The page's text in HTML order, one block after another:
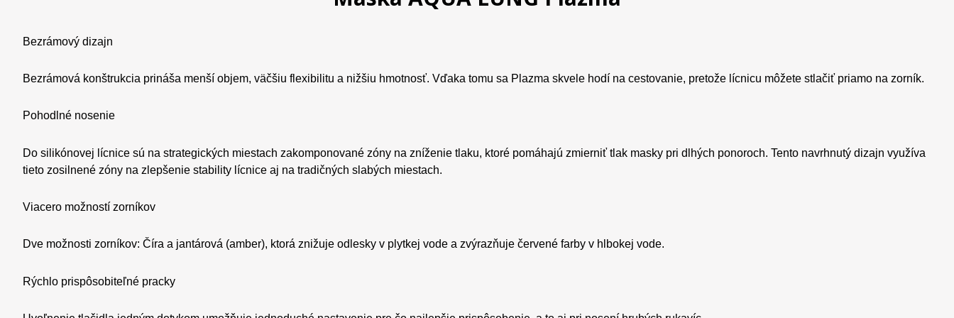
Bezrámový dizajn
Bezrámová konštrukcia prináša menší objem, väčšiu flexibilitu a nižšiu hmotnosť. Vďaka tomu sa Plazma skvele hodí na cestovanie, pretože lícnicu môžete stlačiť priamo na zorník.
Pohodlné nosenie
Do silikónovej lícnice sú na strategických miestach zakomponované zóny na zníženie tlaku, ktoré pomáhajú zmierniť tlak masky pri dlhých ponoroch. Tento navrhnutý dizajn využíva
tieto zosilnené zóny na zlepšenie stability lícnice aj na tradičných slabých miestach.
Viacero možností zorníkov
Dve možnosti zorníkov: Číra a jantárová (amber), ktorá znižuje odlesky v plytkej vode a zvýrazňuje červené farby v hlbokej vode.
Rýchlo prispôsobiteľné pracky